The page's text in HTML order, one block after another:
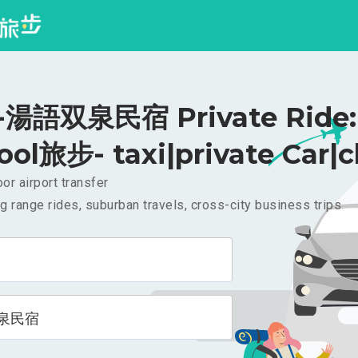
湯語双泉民宿 Private
旅步- taxi|private
airport transfer
range rides, suburban travels, cross-city business trips
民宿